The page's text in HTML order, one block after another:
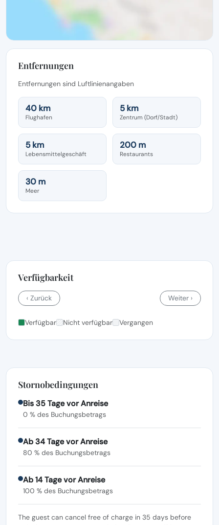
Entfernungen
Entfernungen sind Luftlinienangaben
40 km
Flughafen
5 km
Zentrum (Dorf/Stadt)
5 km
Lebensmittelgeschäft
200 m
Restaurants
30 m
Meer
Verfügbarkeit
‹ Zurück Weiter ›
Verfügbar Nicht verfügbar Vergangen
Stornobedingungen
Bis 35 Tage vor Anreise
0 % des Buchungsbetrags
Ab 34 Tage vor Anreise
80 % des Buchungsbetrags
Ab 14 Tage vor Anreise
100 % des Buchungsbetrags
The guest can cancel free of charge in 35 days before